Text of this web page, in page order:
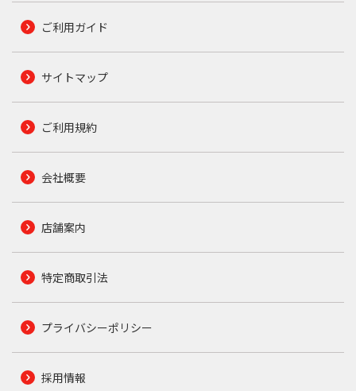
ご利用ガイド
サイトマップ
ご利用規約
会社概要
店舗案内
特定商取引法
プライバシーポリシー
採用情報